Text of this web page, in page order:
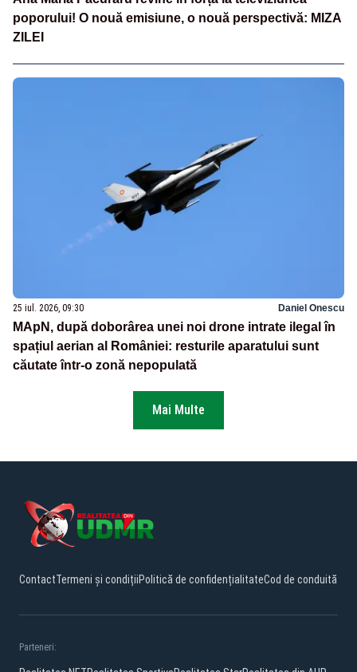
poporului! O nouă emisiune, o nouă perspectivă: MIZA
ZILEI
25 iul. 2026, 09:30 Daniel Onescu
MApN, după doborârea unei noi drone intrate ilegal în
spațiul aerian al României: resturile aparatului sunt
căutate într-o zonă nepopulată
Mai Multe
ContactTermeni și condițiiPolitică de confidențialitateCod de conduită
Parteneri: